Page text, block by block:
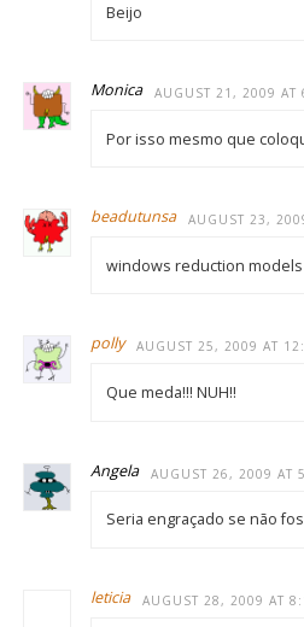
Beijo
Monica AUGUST 21, 2009 AT
Por isso mesmo que
beadutunsa AUGUST 23,
windows reduction
polly AUGUST 25, 2009 AT
Que meda!!! NUH!!
Angela AUGUST 26, 2009 AT
Seria engraçado se não
leticia AUGUST 28, 2009 AT